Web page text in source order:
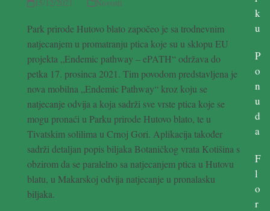
15/12/2021 Novosti
Park prirode Hutovo blato započeo je sa trodnevnim
natjecanjem u promatranju ptica koje su u sklopu EU
projekta „Endemic pathway – ePATH“ održava do
petka 17. prosinca 2021. Tim povodom predstavljena je
nova mobilna „Endemic Pathway“ kroz koju se
natjecanje odvija a koja sadrži sve vrste ptica koje se
mogu pronaći u Parku prirode Hutovo blato, te u
Tivatskim solilima u Crnoj Gori. Aplikacija također
sadrži detaljan popis biljaka Botaničkog vrata Kotišina s
obzirom da se paralelno sa natjecanjem ptica u Hutovu
blatu, u Makarskoj odvija natjecanje u pronalasku
biljaka.
k
u
P
o
n
u
d
a
F
l
o
r